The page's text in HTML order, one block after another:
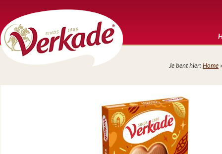
Je bent hier:Home